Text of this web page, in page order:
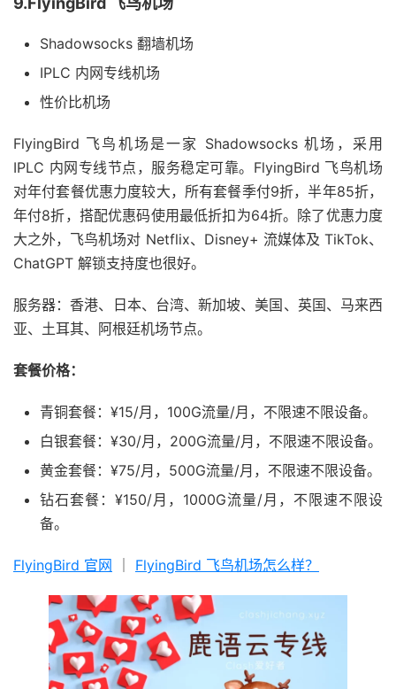
Shadowsocks 翻墙机场
IPLC 内网专线机场
性价比机场
FlyingBird 飞鸟机场是一家 Shadowsocks 机场，采用
IPLC 内网专线节点，服务稳定可靠。FlyingBird 飞鸟机场
对年付套餐优惠力度较大，所有套餐季付9折，半年85折，
年付8折，搭配优惠码使用最低折扣为64折。除了优惠力度
大之外，飞鸟机场对 Netflix、Disney+ 流媒体及 TikTok、
ChatGPT 解锁支持度也很好。
服务器：香港、日本、台湾、新加坡、美国、英国、马来西
亚、土耳其、阿根廷机场节点。
套餐价格：
青铜套餐：¥15/月，100G流量/月，不限速不限设备。
白银套餐：¥30/月，200G流量/月，不限速不限设备。
黄金套餐：¥75/月，500G流量/月，不限速不限设备。
钻石套餐：¥150/月，1000G流量/月，不限速不限设
备。
FlyingBird 官网 FlyingBird 飞鸟机场怎么样？